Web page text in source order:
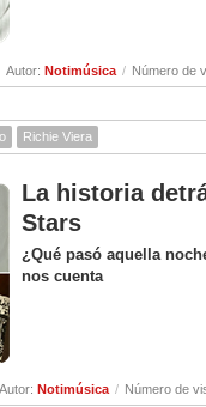
Autor: Notimúsica / Número de
Richie Viera
La historia
Stars
¿Qué pasó aquella
nos cuenta
Autor: Notimúsica / Número de